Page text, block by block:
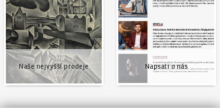
Naše nejvyšší prodeje Napsali o nás